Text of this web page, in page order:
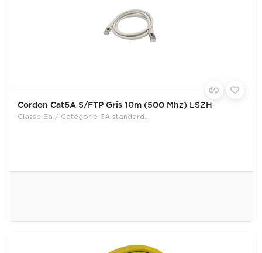
Cordon Cat6A S/FTP Gris 10m (500 Mhz) LSZH
Classe Ea / Catégorie 6A standard...